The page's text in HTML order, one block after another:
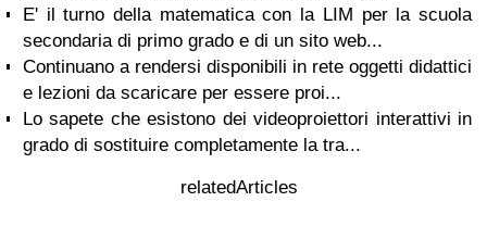
E' il turno della matematica con la LIM per la scuola
secondaria di primo grado e di un sito web...
Continuano a rendersi disponibili in rete oggetti didattici
e lezioni da scaricare per essere proi...
Lo sapete che esistono dei videoproiettori interattivi in
grado di sostituire completamente la tra...
relatedArticles